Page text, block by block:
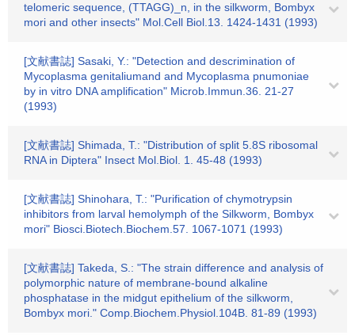
telomeric sequence, (TTAGG)_n, in the silkworm, Bombyx
mori and other insects" Mol.Cell Biol.13. 1424-1431 (1993)
[文献書誌] Sasaki, Y.: "Detection and descrimination of
Mycoplasma genitaliumand and Mycoplasma pnumoniae
by in vitro DNA amplification" Microb.Immun.36. 21-27
(1993)
[文献書誌] Shimada, T.: "Distribution of split 5.8S ribosomal
RNA in Diptera" Insect Mol.Biol. 1. 45-48 (1993)
[文献書誌] Shinohara, T.: "Purification of chymotrypsin
inhibitors from larval hemolymph of the Silkworm, Bombyx
mori" Biosci.Biotech.Biochem.57. 1067-1071 (1993)
[文献書誌] Takeda, S.: "The strain difference and analysis of
polymorphic nature of membrane-bound alkaline
phosphatase in the midgut epithelium of the silkworm,
Bombyx mori." Comp.Biochem.Physiol.104B. 81-89 (1993)